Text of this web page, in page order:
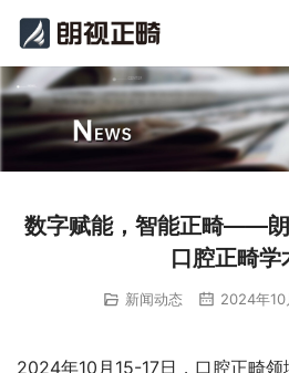
数字赋能，智能正畸——
口腔正畸学
新闻动态 2024年
2024年10月15-17日，口腔正畸